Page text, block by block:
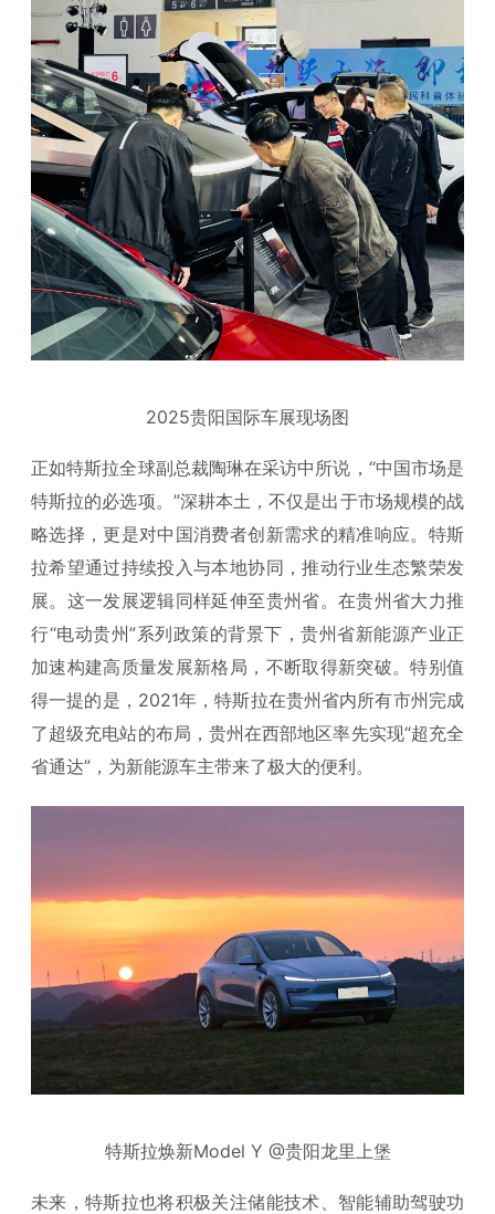
2025贵阳国际车展现场图
正如特斯拉全球副总裁陶琳在采访中所说，“中国市场是
特斯拉的必选项。”深耕本土，不仅是出于市场规模的战
略选择，更是对中国消费者创新需求的精准响应。特斯
拉希望通过持续投入与本地协同，推动行业生态繁荣发
展。这一发展逻辑同样延伸至贵州省。在贵州省大力推
行“电动贵州”系列政策的背景下，贵州省新能源产业正
加速构建高质量发展新格局，不断取得新突破。特别值
得一提的是，2021年，特斯拉在贵州省内所有市州完成
了超级充电站的布局，贵州在西部地区率先实现“超充全
省通达”，为新能源车主带来了极大的便利。
特斯拉焕新Model Y @贵阳龙里上堡
未来，特斯拉也将积极关注储能技术、智能辅助驾驶功